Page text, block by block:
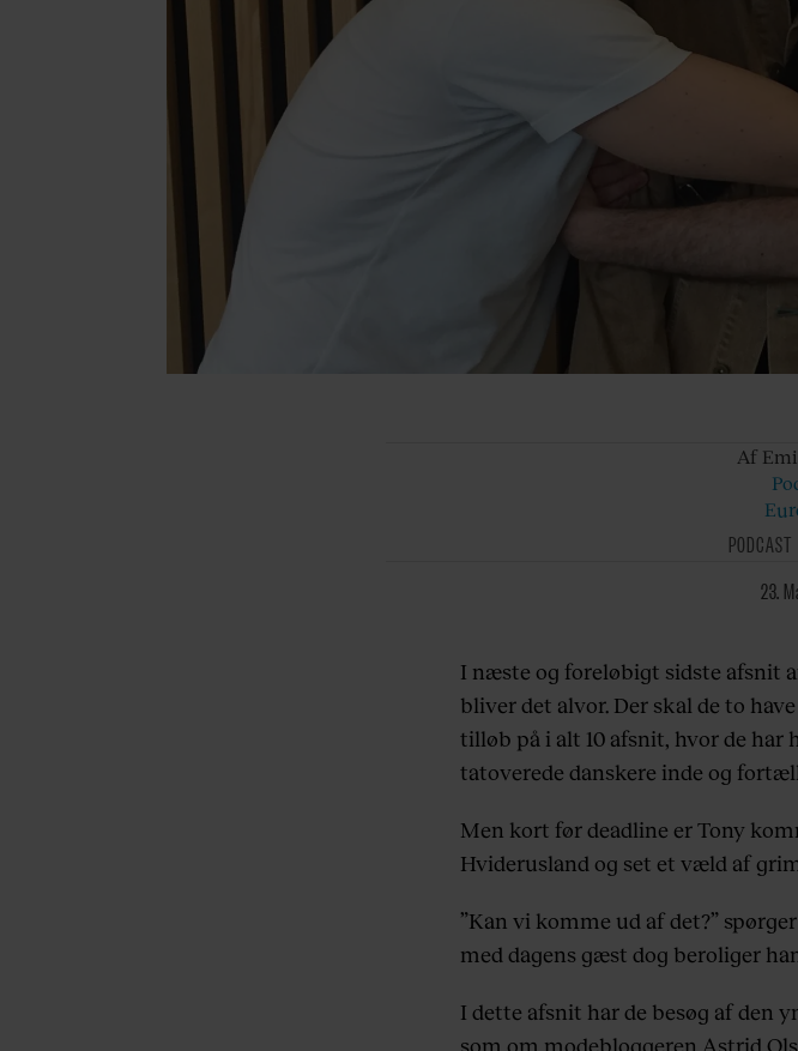
Af
PODCAST
23.
I næste og foreløbigt sidste afsnit
bliver det alvor. Der skal de to
tilløb på i alt 10 afsnit, hvor de
tatoverede danskere inde og
Men kort før deadline er Tony
Hviderusland og set et væld af
”Kan vi komme ud af det?”
med dagens gæst dog beroliger
I dette afsnit har de besøg af den
som om modebloggeren Astrid